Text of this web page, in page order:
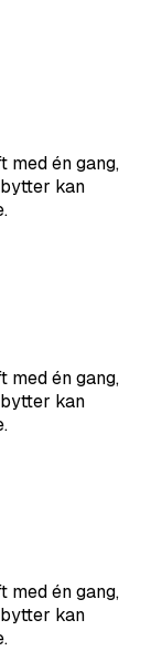
med én gang,
kan
med én gang,
kan
med én gang,
kan